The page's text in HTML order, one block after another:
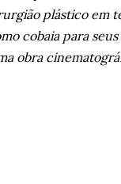
plástico em
cobaia para
obra